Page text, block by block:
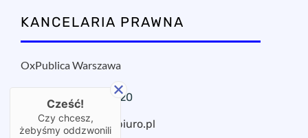
KANCELARIA PRAWNA
OxPublica Warszawa
+48 22 295 11 20
oxpublica@mbiuro.pl
Cześć!
Czy chcesz,
żebyśmy oddzwonili